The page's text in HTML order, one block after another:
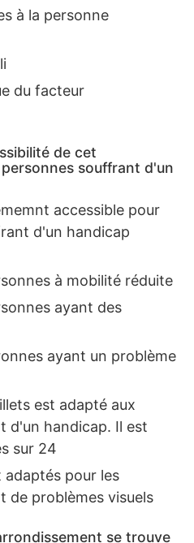
à la personne
du facteur
de cet
souffrant d'un
accessible pour
d'un handicap
à mobilité réduite
ayant des
ayant un problème
est adapté aux
d'un handicap. Il est
sur 24
adaptés pour les
de problèmes visuels
se trouve